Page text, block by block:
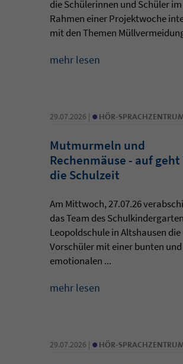
die Schülerinnen und Schüler im
Rahmen einer Projektwoche
mit den Themen
mehr lesen
29.07.2026 | • HÖR-
Mutmurmeln und
Rechenmäuse - auf
die Schulzeit
Am Mittwoch, 27.07.26
das Team des
Leopoldschule in Altshausen die
Vorschüler mit einer bunten und
emotionalen ...
mehr lesen
29.07.2026 | • HÖR-